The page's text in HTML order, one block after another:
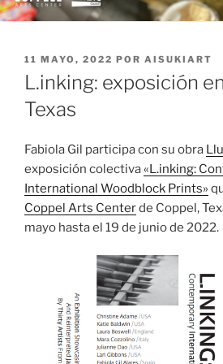
PUBLICADO
EL
11 MAYO, 2022 POR AISUKIART
L.inking: exposición
Texas
Fabiola Gil participa con su obra
exposición colectiva«L.inking:
International Woodblock Prints»
Coppel Arts Centerde Coppel,
mayo hasta el 19 de junio de 2022.